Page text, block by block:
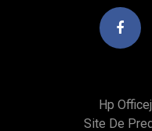
Hp
Site De